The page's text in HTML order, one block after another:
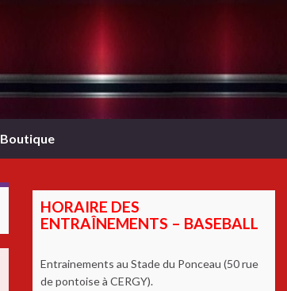
Boutique
HORAIRE DES
ENTRAÎNEMENTS – BASEBALL
Entrainements au Stade du Ponceau (50 rue
de pontoise à CERGY).